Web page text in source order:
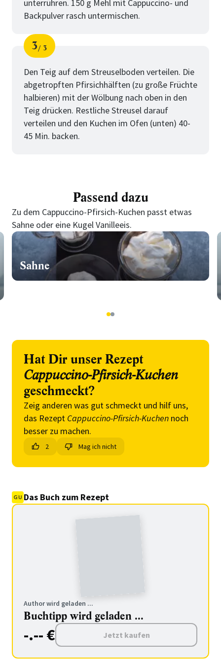
unterrühren. 150 g Mehl mit Cappuccino- und
Backpulver rasch untermischen.
Schritt
3
von
3
Den Teig auf dem Streuselboden verteilen. Die
abgetropften Pfirsichhälften (zu große Früchte
halbieren) mit der Wölbung nach oben in den
Teig drücken. Restliche Streusel darauf
verteilen und den Kuchen im Ofen (unten) 40-
45 Min. backen.
Passend dazu
Zu dem Cappuccino-Pfirsich-Kuchen passt etwas
Sahne oder eine Kugel Vanilleeis.
Sahne
12
Hat Dir unser Rezept
Cappuccino-Pfirsich-Kuchen
geschmeckt?
Zeig anderen was gut schmeckt und hilf uns,
das Rezept Cappuccino-Pfirsich-Kuchen noch
besser zu machen.
2 Mag ich nicht
Das Buch zum Rezept
Author wird geladen ...
Buchtipp wird geladen ...
-.-- € Jetzt kaufen